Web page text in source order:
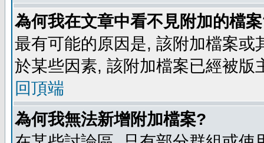
為何我在文章中看不見附加的檔
最有可能的原因是, 該附加檔案
於某些因素, 該附加檔案已經被版
回頂端
為何我無法新增附加檔案?